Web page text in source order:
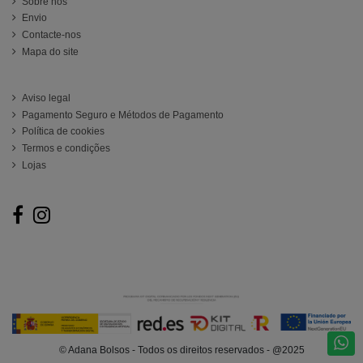
Envio
Contacte-nos
Mapa do site
Aviso legal
Pagamento Seguro e Métodos de Pagamento
Política de cookies
Termos e condições
Lojas
© Adana Bolsos - Todos os direitos reservados - @2025